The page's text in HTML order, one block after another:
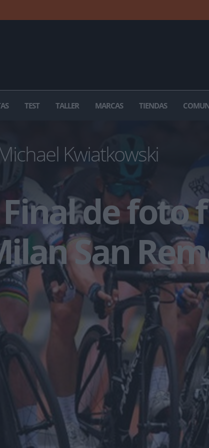
TEST TALLER MARCAS TIENDAS
Kwiatkowski
de foto
San